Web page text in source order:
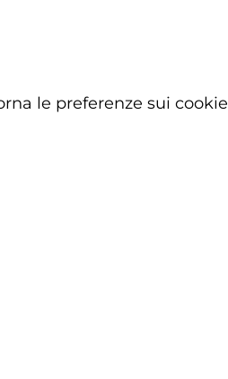
le preferenze sui cookie